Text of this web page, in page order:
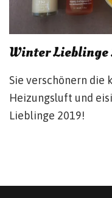
Winter Lieblinge
Sie verschönern die
Heizungsluft und
Lieblinge 2019!